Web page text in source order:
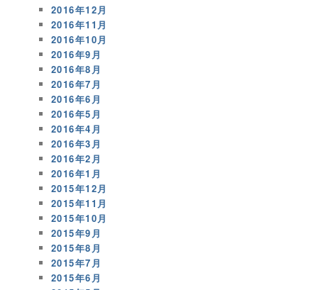
2016年12月
2016年11月
2016年10月
2016年9月
2016年8月
2016年7月
2016年6月
2016年5月
2016年4月
2016年3月
2016年2月
2016年1月
2015年12月
2015年11月
2015年10月
2015年9月
2015年8月
2015年7月
2015年6月